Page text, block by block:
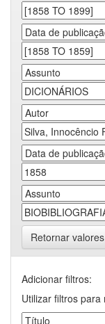
Retornar valores
Adicionar filtros:
Utilizar filtros